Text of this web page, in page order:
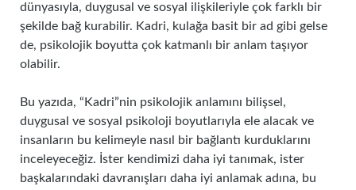
dünyasıyla, duygusal ve sosyal ilişkileriyle çok farklı bir
şekilde bağ kurabilir. Kadri, kulağa basit bir ad gibi gelse
de, psikolojik boyutta çok katmanlı bir anlam taşıyor
olabilir.
Bu yazıda, “Kadri”nin psikolojik anlamını bilişsel,
duygusal ve sosyal psikoloji boyutlarıyla ele alacak ve
insanların bu kelimeyle nasıl bir bağlantı kurduklarını
inceleyeceğiz. İster kendimizi daha iyi tanımak, ister
başkalarındaki davranışları daha iyi anlamak adına, bu